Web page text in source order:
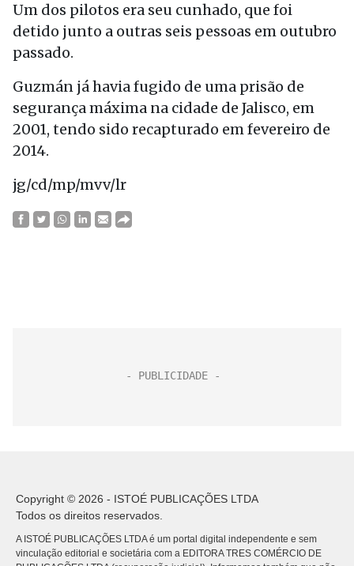
Um dos pilotos era seu cunhado, que foi
detido junto a outras seis pessoas em outubro
passado.
Guzmán já havia fugido de uma prisão de
segurança máxima na cidade de Jalisco, em
2001, tendo sido recapturado em fevereiro de
2014.
jg/cd/mp/mvv/lr
Copyright © 2026 - ISTOÉ PUBLICAÇÕES LTDA
Todos os direitos reservados.
A ISTOÉ PUBLICAÇÕES LTDA é um portal digital independente e sem
vinculação editorial e societária com a EDITORA TRES COMÉRCIO DE